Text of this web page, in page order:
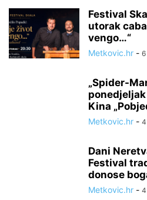
Festival
utorak
vengo…“
Metkovic.hr -
„Spider-
Kina
Metkovic.hr -
Dani
Festival
donose
Metkovic.hr -